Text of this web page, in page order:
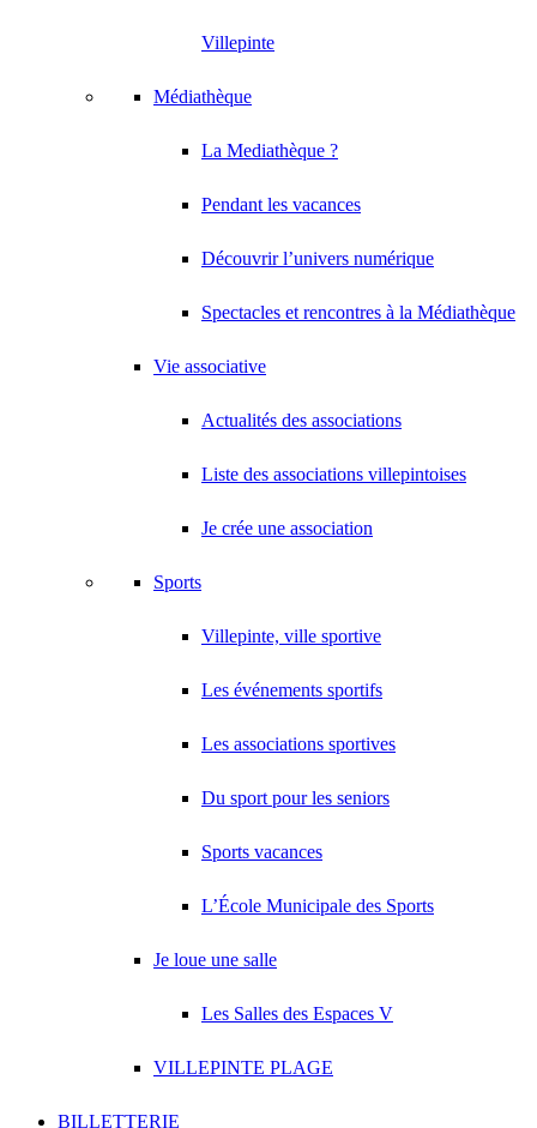
Villepinte
Médiathèque
La Mediathèque ?
Pendant les vacances
Découvrir l’univers numérique
Spectacles et rencontres à la Médiathèque
Vie associative
Actualités des associations
Liste des associations villepintoises
Je crée une association
Sports
Villepinte, ville sportive
Les événements sportifs
Les associations sportives
Du sport pour les seniors
Sports vacances
L’École Municipale des Sports
Je loue une salle
Les Salles des Espaces V
VILLEPINTE PLAGE
BILLETTERIE